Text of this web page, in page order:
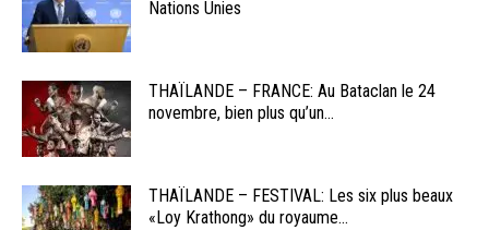
Nations Unies
THAÏLANDE – FRANCE: Au Bataclan le 24
novembre, bien plus qu’un...
THAÏLANDE – FESTIVAL: Les six plus beaux
«Loy Krathong» du royaume...